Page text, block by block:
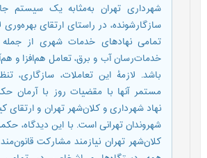
شهرداری تهران به‌مثابه یک سیستم
سازگارشونده، در راستای ارتقای بهره‌وری
تمامی نهادهای خدمات شهری از
خدمات‌رسان آب و برق، تعامل هم‌افزا و
باشد. لازمۀ این تعاملات، سازگاری،
مستمر آنها با مقضیات روز با آرمان
نهاد شهرداری و کلان‌شهر تهران و ارتقای
شهروندان تهرانی است. با این دیدگاه،
کلان‌شهر تهران نیازمند مشارکت قانون‌مند